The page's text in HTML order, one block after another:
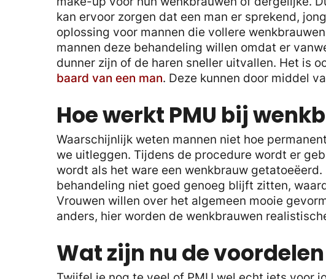
kan ervoor zorgen dat een man er sprekend,
oplossing voor mannen die vollere
mannen deze behandeling willen omdat er
dunner zijn of de haren sneller uitvallen. Het is
baard van een man. Deze kunnen door middel
Hoe werkt PMU bij
Waarschijnlijk weten mannen niet hoe
we uitleggen. Tijdens de procedure wordt er
wordt als het ware een wenkbrauw
behandeling niet goed genoeg blijft zitten,
Vrouwen willen over het algemeen mooie
anders, hier worden de wenkbrauwen
Wat zijn nu de voordelen